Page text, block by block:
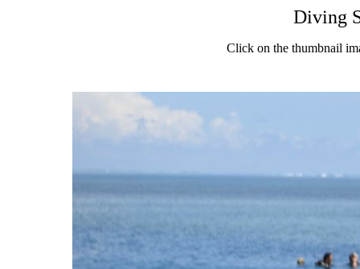
Diving
Click on the thumbnail